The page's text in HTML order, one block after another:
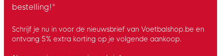
bestelling!*
Schrijf je nu in voor de nieuwsbrief van Voetbalshop.be en
ontvang 5% extra korting op je volgende aankoop.